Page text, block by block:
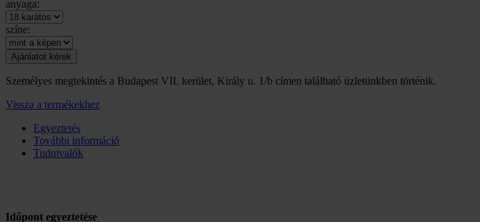
anyaga:
színe:
Személyes megtekintés a Budapest VII. kerület, Király u. 1/b címen található üzletünkben történik.
Vissza a termékekhez
Egyeztetés
További információ
Tudnivalók
Időpont egyeztetése